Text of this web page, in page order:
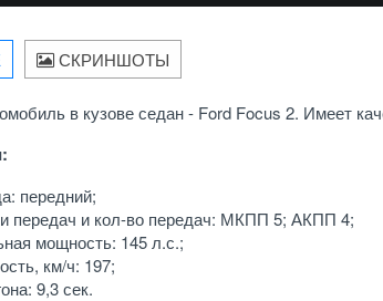
СКРИНШОТЫ
в кузове седан - Ford Focus 2. Имеет
передний;
передач и кол-во передач: МКПП 5; АКПП 4;
мощность: 145 л.с.;
км/ч: 197;
9,3 сек.